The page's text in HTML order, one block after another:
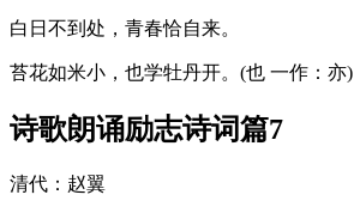
白日不到处，青春恰自来。
苔花如米小，也学牡丹开。(也 一作：亦)
诗歌朗诵励志诗词篇7
清代：赵翼